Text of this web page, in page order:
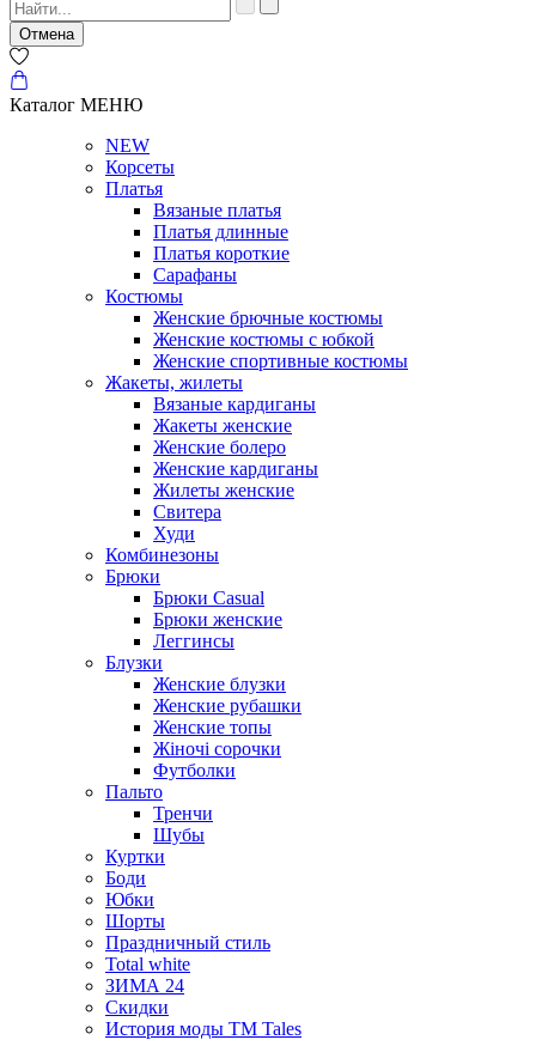
Отмена
Каталог МЕНЮ
NEW
Корсеты
Платья
Вязаные платья
Платья длинные
Платья короткие
Сарафаны
Костюмы
Женские брючные костюмы
Женские костюмы с юбкой
Женские спортивные костюмы
Жакеты, жилеты
Вязаные кардиганы
Жакеты женские
Женские болеро
Женские кардиганы
Жилеты женские
Свитера
Худи
Комбинезоны
Брюки
Брюки Casual
Брюки женские
Леггинсы
Блузки
Женские блузки
Женские рубашки
Женские топы
Жіночі сорочки
Футболки
Пальто
Тренчи
Шубы
Куртки
Боди
Юбки
Шорты
Праздничный стиль
Total white
ЗИМА 24
Скидки
История моды ТМ Tales